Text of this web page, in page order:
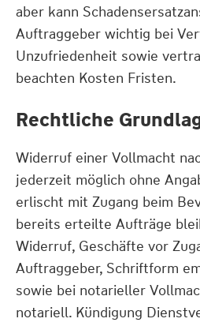
aber kann
Auftraggeber wichtig bei
Unzufriedenheit sowie
beachten Kosten Fristen.
Rechtliche
Widerruf einer Vollmacht
jederzeit möglich ohne
erlischt mit Zugang beim
bereits erteilte Aufträge
Widerruf, Geschäfte vor
Auftraggeber, Schriftform
sowie bei notarieller
notariell. Kündigung